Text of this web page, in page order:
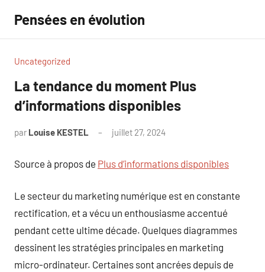
contenu
Pensées en évolution
Uncategorized
La tendance du moment Plus
d’informations disponibles
par Louise KESTEL juillet 27, 2024
Source à propos de Plus d’informations disponibles
Le secteur du marketing numérique est en constante
rectification, et a vécu un enthousiasme accentué
pendant cette ultime décade. Quelques diagrammes
dessinent les stratégies principales en marketing
micro-ordinateur. Certaines sont ancrées depuis de